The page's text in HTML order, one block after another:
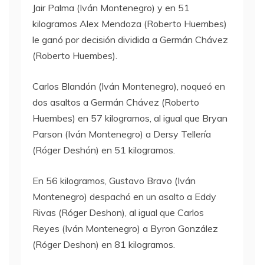
Jair Palma (Iván Montenegro) y en 51
kilogramos Alex Mendoza (Roberto Huembes)
le ganó por decisión dividida a Germán Chávez
(Roberto Huembes).
Carlos Blandón (Iván Montenegro), noqueó en
dos asaltos a Germán Chávez (Roberto
Huembes) en 57 kilogramos, al igual que Bryan
Parson (Iván Montenegro) a Dersy Tellería
(Róger Deshón) en 51 kilogramos.
En 56 kilogramos, Gustavo Bravo (Iván
Montenegro) despachó en un asalto a Eddy
Rivas (Róger Deshon), al igual que Carlos
Reyes (Iván Montenegro) a Byron González
(Róger Deshon) en 81 kilogramos.